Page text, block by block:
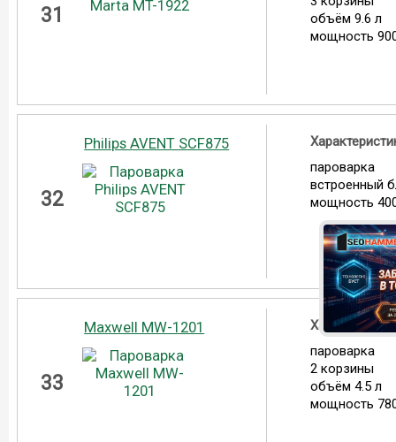
31
объём 9.6 л
мощность
32
Philips AVENT SCF875
пароварка
встроенный
мощность
33
Maxwell MW-1201
пароварка
2 корзины
объём 4.5 л
мощность